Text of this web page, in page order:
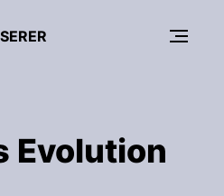
Evolution